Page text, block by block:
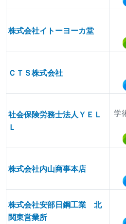
株式会社イトーヨーカ堂
ＣＴＳ株式会社
社会保険労務士法人ＹＥＬ
Ｌ
学
株式会社内山商事本店
株式会社安部日鋼工業 北
関東営業所